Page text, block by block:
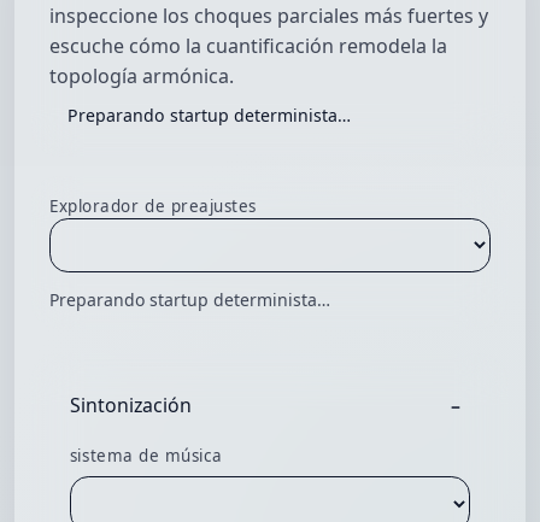
inspeccione los choques parciales más fuertes y
escuche cómo la cuantificación remodela la
topología armónica.
Preparando startup determinista…
Explorador de preajustes
Preparando startup determinista…
Sintonización
sistema de música